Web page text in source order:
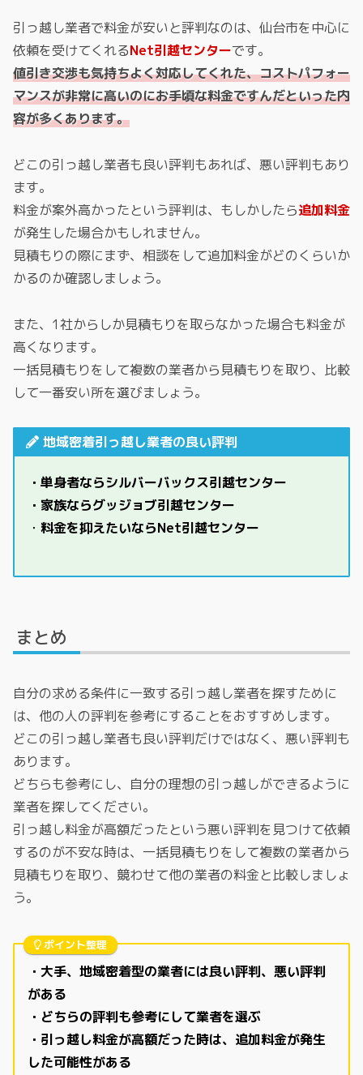
引っ越し業者で料金が安いと評判なのは、仙台市を中心に
依頼を受けてくれるNet引越センターです。
値引き交渉も気持ちよく対応してくれた、コストパフォー
マンスが非常に高いのにお手頃な料金ですんだといった内
容が多くあります。
どこの引っ越し業者も良い評判もあれば、悪い評判もあり
ます。
料金が案外高かったという評判は、もしかしたら追加料金
が発生した場合かもしれません。
見積もりの際にまず、相談をして追加料金がどのくらいか
かるのか確認しましょう。
また、1社からしか見積もりを取らなかった場合も料金が
高くなります。
一括見積もりをして複数の業者から見積もりを取り、比較
して一番安い所を選びましょう。
地域密着引っ越し業者の良い評判
・単身者ならシルバーバックス引越センター
・家族ならグッジョブ引越センター
・ 料金を抑えたいならNet引越センター
まとめ
自分の求める条件に一致する引っ越し業者を探すために
は、他の人の評判を参考にすることをおすすめします。
どこの引っ越し業者も良い評判だけではなく、悪い評判も
あります。
どちらも参考にし、自分の理想の引っ越しができるように
業者を探してください。
引っ越し料金が高額だったという悪い評判を見つけて依頼
するのが不安な時は、一括見積もりをして複数の業者から
見積もりを取り、競わせて他の業者の料金と比較しましょ
う。
ポイント整理
・大手、地域密着型の業者には良い評判、悪い評判
がある
・どちらの評判も参考にして業者を選ぶ
・引っ越し料金が高額だった時は、追加料金が発生
した可能性がある